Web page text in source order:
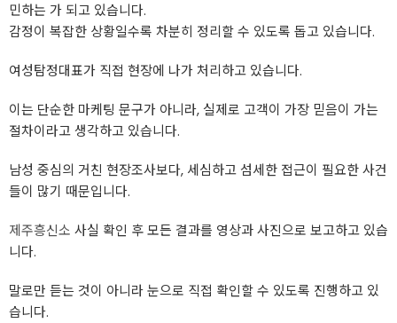
민하는 가 되고 있습니다.
감정이 복잡한 상황일수록 차분히 정리할 수 있도록 돕고 있습니다.
여성탐정대표가 직접 현장에 나가 처리하고 있습니다.
이는 단순한 마케팅 문구가 아니라, 실제로 고객이 가장 믿음이 가는
절차이라고 생각하고 있습니다.
남성 중심의 거친 현장조사보다, 세심하고 섬세한 접근이 필요한 사건
들이 많기 때문입니다.
제주흥신소 사실 확인 후 모든 결과를 영상과 사진으로 보고하고 있습
니다.
말로만 듣는 것이 아니라 눈으로 직접 확인할 수 있도록 진행하고 있
습니다.